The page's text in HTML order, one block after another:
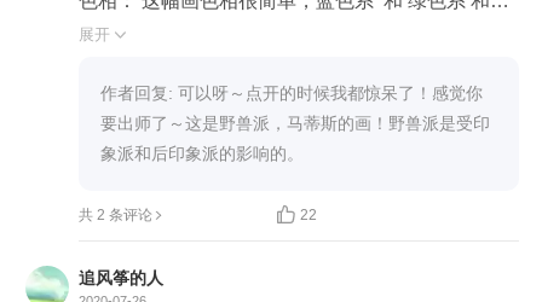
褐色系
沉，舞者的颜色偏暖色么（画家是在表达舞者的生
机和活力么，冷色背景是为了更强的存托舞者么）
明暗度： 整体画面是偏暗的，尤其是蓝色背景更代
聚焦把舞者带到草地的感觉
### 画面
展开 
作者回复: 可以呀～点开的时候我都惊呆了！感觉你
要出师了～这是野兽派，马蒂斯的画！野兽派是受印
象派和后印象派的影响的。
共 2 条评论  22
追风筝的人